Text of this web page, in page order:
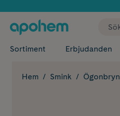
Sortiment Erbjudanden
Hem Smink Ögonbryn